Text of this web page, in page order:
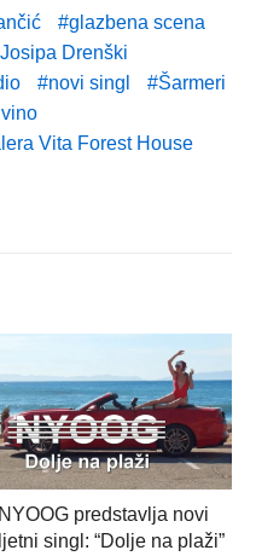
glazbena scena
Josipa Drenški
novi singl
Šarmeri
Vita Forest House
NYOOG predstavlja novi
ljetni singl: “Dolje na plaži”